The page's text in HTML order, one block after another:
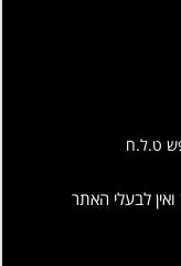
ט.ל.ח
לבעלי האתר